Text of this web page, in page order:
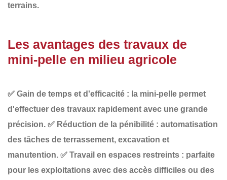
terrains.
Les avantages des travaux de
mini-pelle en milieu agricole
✅ Gain de temps et d'efficacité : la mini-pelle permet
d'effectuer des travaux rapidement avec une grande
précision. ✅ Réduction de la pénibilité : automatisation
des tâches de terrassement, excavation et
manutention. ✅ Travail en espaces restreints : parfaite
pour les exploitations avec des accès difficiles ou des